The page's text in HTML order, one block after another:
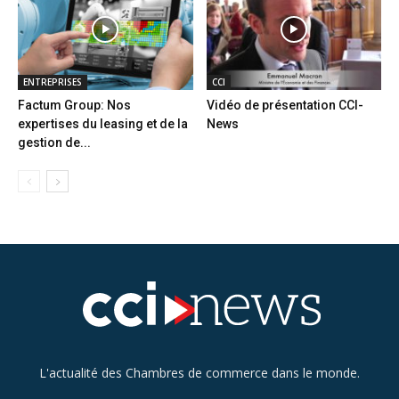
ENTREPRISES
Factum Group: Nos
expertises du leasing et de la
gestion de...
CCI
Vidéo de présentation CCI-
News
L'actualité des Chambres de commerce dans le monde.